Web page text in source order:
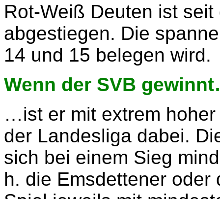
Rot-Weiß Deuten ist
abgestiegen. Die
14 und 15 belegen wird.
Wenn der SVB
…ist er mit extrem
der Landesliga dabei.
sich bei einem Sieg
h. die Emsdettener oder